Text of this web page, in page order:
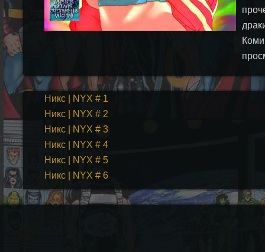
Никс | NYX # 1
Никс | NYX # 2
Никс | NYX # 3
Никс | NYX # 4
Никс | NYX # 5
Никс | NYX # 6